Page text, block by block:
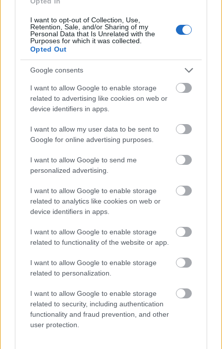
I want to opt-out of Collection, Use,
Retention, Sale, and/or Sharing of my
Personal Data that Is Unrelated with the
Purposes for which it was collected.
Opted Out
Google consents
I want to allow Google to enable storage
related to advertising like cookies on web or
device identifiers in apps.
I want to allow my user data to be sent to
Google for online advertising purposes.
I want to allow Google to send me
personalized advertising.
I want to allow Google to enable storage
related to analytics like cookies on web or
device identifiers in apps.
I want to allow Google to enable storage
related to functionality of the website or app.
I want to allow Google to enable storage
related to personalization.
I want to allow Google to enable storage
related to security, including authentication
functionality and fraud prevention, and other
user protection.
alfa és az omega. Miközben a rendező interjúiból
rendre az derül ki, ennél nagyszerűbb dolgot el sem
tud képzelni, a film mindenestül rácáfol a főhős és a
rendező kozmikussá növesztett gargantuai
életvágyára.
A kis gömböcök örök sorsa, hogy miután degeszre
ették magukat, rendre kipukkannak. Mr. Nemo
Nobodynak fogalma sincs annyi behabzsolt élet
után, hogy kicsoda is volna ő. Neve beszélő név: Mr.
Senki Senki. Ki ne érezte volna úgy, hogy választás
helyett boldogítóbb lenne, minden eshetőséget
megragadni és végigélni. Mídászi sors lenne, és igazi
sorstalanság. Az emberi életútnak a választás örök
kényszerűsége és a kikerülhetetlen halál ad tartást,
fenséget, ízt, bűzt, formát, drámát. Folyton
álmodozunk az utópiáról, ahol nem kell dönteni,
ahol nem lehet veszíteni, és ahol nincsen halál. Jaco
van Dormael a kedvünkért – a bennünk élő
valóra váltja, hogy örökre elmenjen tőle a kedvünk:
Mr. Nobody színpompás és kozmikus sikersztorija
valójában szurokfekete horror. „Éltem – és ebbe más
is belehalt már.” Méregerős mondat, bölcs, bátor és
pimasz, amilyet csak egy halandó mondhat. Mr.
Nobody sohasem.
Schubert Gusztáv